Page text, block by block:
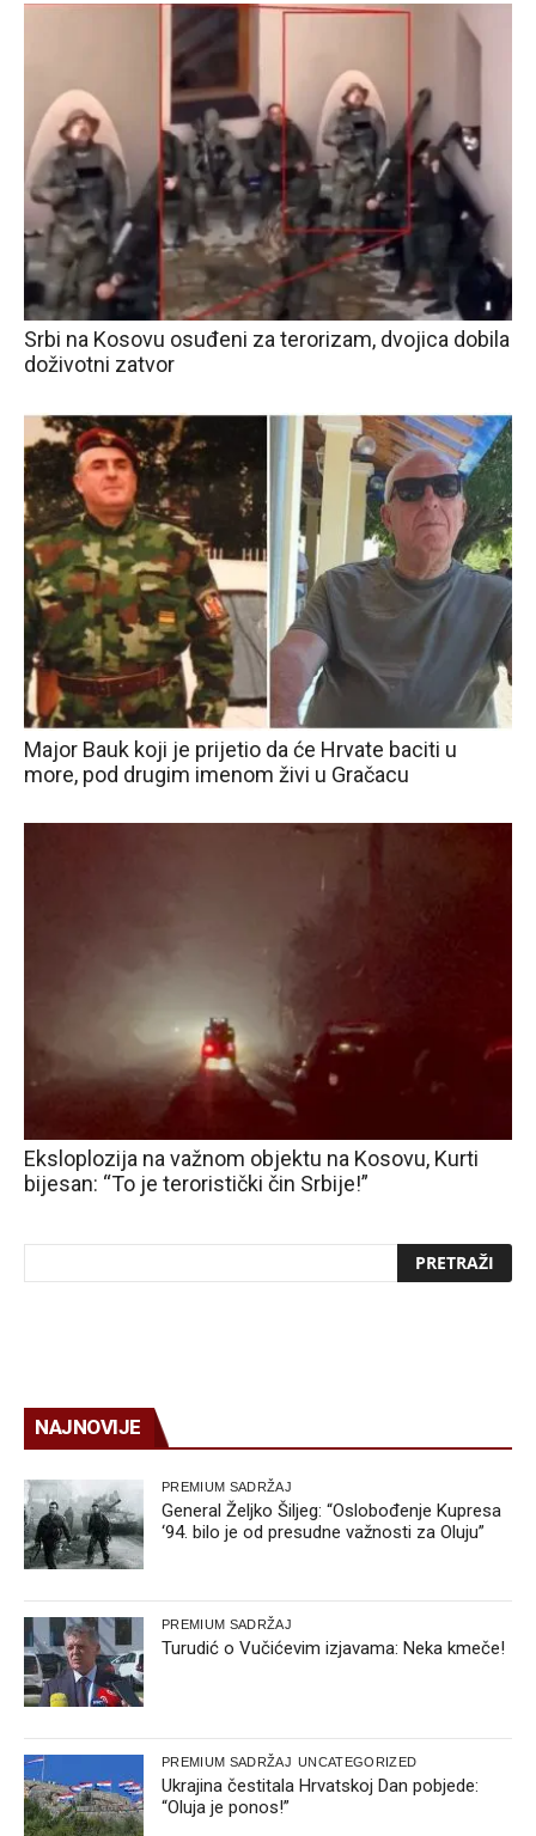
Srbi na Kosovu osuđeni za terorizam, dvojica dobila
doživotni zatvor
Major Bauk koji je prijetio da će Hrvate baciti u
more, pod drugim imenom živi u Gračacu
Eksloplozija na važnom objektu na Kosovu, Kurti
bijesan: “To je teroristički čin Srbije!”
NAJNOVIJE
PREMIUM SADRŽAJ
General Željko Šiljeg: “Oslobođenje Kupresa
‘94. bilo je od presudne važnosti za Oluju”
PREMIUM SADRŽAJ
Turudić o Vučićevim izjavama: Neka kmeče!
PREMIUM SADRŽAJ UNCATEGORIZED
Ukrajina čestitala Hrvatskoj Dan pobjede:
“Oluja je ponos!”